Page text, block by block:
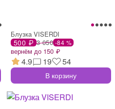
Блузка VISERDI
500 ₽ 3 050 -84 %
вернём до 150 ₽
4.9 19 54
В корзину